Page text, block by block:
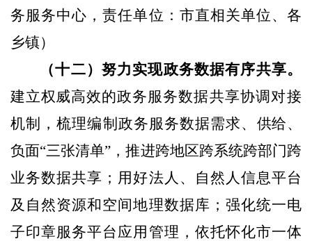
务服务中心，责任单位：市直相关单位、各
乡镇）
（十二）努力实现政务数据有序共享。
建立权威高效的政务服务数据共享协调对接
机制，梳理编制政务服务数据需求、 供给、
负面“三张清单”，推进跨地区跨系统跨部门跨
业务数据共享；用好法人、自然人信息平台
及自然资源和空间地理数据库；强化统一电
子印章服务平台应用管理，依托怀化市一体